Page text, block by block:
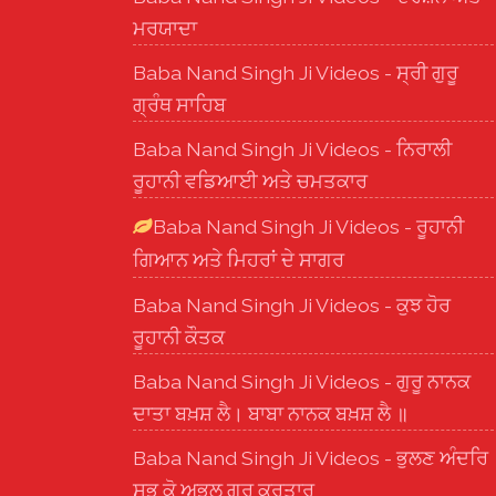
ਮਰਯਾਦਾ
Baba Nand Singh Ji Videos - ਸ੍ਰੀ ਗੁਰੂ
ਗ੍ਰੰਥ ਸਾਹਿਬ
Baba Nand Singh Ji Videos - ਨਿਰਾਲੀ
ਰੂਹਾਨੀ ਵਡਿਆਈ ਅਤੇ ਚਮਤਕਾਰ
Baba Nand Singh Ji Videos - ਰੂਹਾਨੀ
ਗਿਆਨ ਅਤੇ ਮਿਹਰਾਂ ਦੇ ਸਾਗਰ
Baba Nand Singh Ji Videos - ਕੁਝ ਹੋਰ
ਰੂਹਾਨੀ ਕੌਤਕ
Baba Nand Singh Ji Videos - ਗੁਰੂ ਨਾਨਕ
ਦਾਤਾ ਬਖ਼ਸ਼ ਲੈ। ਬਾਬਾ ਨਾਨਕ ਬਖ਼ਸ਼ ਲੈ ॥
Baba Nand Singh Ji Videos - ਭੁਲਣ ਅੰਦਰਿ
ਸਭੁ ਕੋ ਅਭੁਲੁ ਗੁਰੂ ਕਰਤਾਰੁ